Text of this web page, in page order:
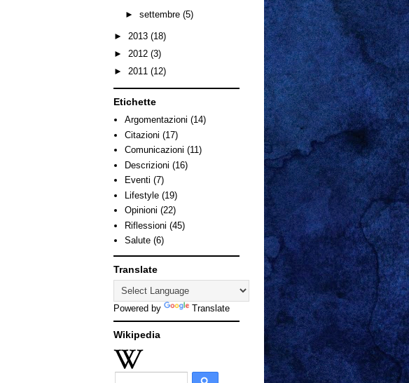
► settembre (5)
► 2013 (18)
► 2012 (3)
► 2011 (12)
Etichette
Argomentazioni (14)
Citazioni (17)
Comunicazioni (11)
Descrizioni (16)
Eventi (7)
Lifestyle (19)
Opinioni (22)
Riflessioni (45)
Salute (6)
Translate
Powered by Translate
Wikipedia